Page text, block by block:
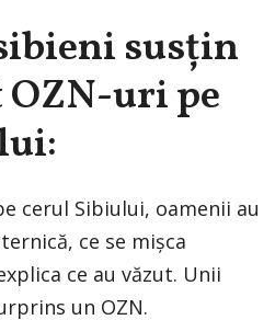
susțin
OZN-uri pe
cerul Sibiului, oamenii au
ce se mișca
ce au văzut. Unii
un OZN.